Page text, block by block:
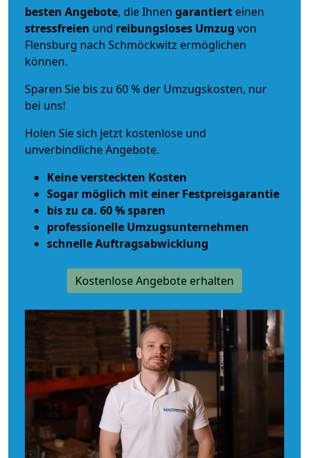
besten Angebote, die Ihnen garantiert einen
stressfreien und reibungsloses Umzug von
Flensburg nach Schmöckwitz ermöglichen
können.
Sparen Sie bis zu 60 % der Umzugskosten, nur
bei uns!
Holen Sie sich jetzt kostenlose und
unverbindliche Angebote.
Keine versteckten Kosten
Sogar möglich mit einer Festpreisgarantie
bis zu ca. 60 % sparen
professionelle Umzugsunternehmen
schnelle Auftragsabwicklung
Kostenlose Angebote erhalten